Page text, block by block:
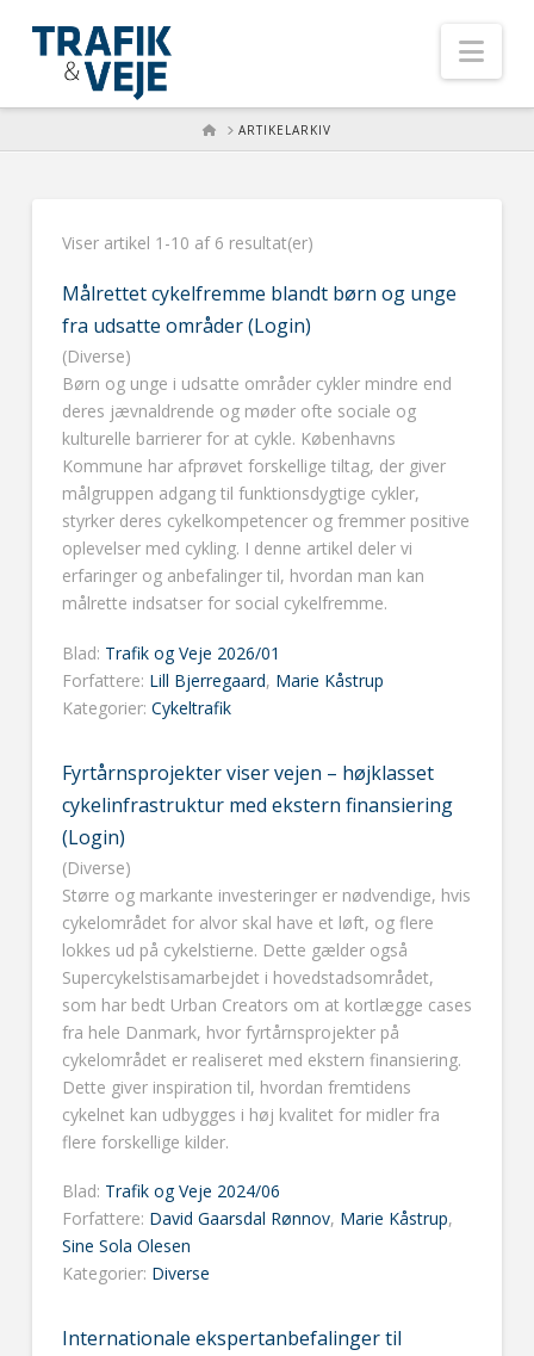
HOMEARTIKELARKIV
Viser artikel 1-10 af 6 resultat(er)
Målrettet cykelfremme blandt børn og unge
fra udsatte områder (Login)
(Diverse)
Børn og unge i udsatte områder cykler mindre end
deres jævnaldrende og møder ofte sociale og
kulturelle barrierer for at cykle. Københavns
Kommune har afprøvet forskellige tiltag, der giver
målgruppen adgang til funktionsdygtige cykler,
styrker deres cykelkompetencer og fremmer positive
oplevelser med cykling. I denne artikel deler vi
erfaringer og anbefalinger til, hvordan man kan
målrette indsatser for social cykelfremme.
Blad: Trafik og Veje 2026/01
Forfattere: Lill Bjerregaard, Marie Kåstrup
Kategorier: Cykeltrafik
Fyrtårnsprojekter viser vejen – højklasset
cykelinfrastruktur med ekstern finansiering
(Login)
(Diverse)
Større og markante investeringer er nødvendige, hvis
cykelområdet for alvor skal have et løft, og flere
lokkes ud på cykelstierne. Dette gælder også
Supercykelstisamarbejdet i hovedstadsområdet,
som har bedt Urban Creators om at kortlægge cases
fra hele Danmark, hvor fyrtårnsprojekter på
cykelområdet er realiseret med ekstern finansiering.
Dette giver inspiration til, hvordan fremtidens
cykelnet kan udbygges i høj kvalitet for midler fra
flere forskellige kilder.
Blad: Trafik og Veje 2024/06
Forfattere: David Gaarsdal Rønnov, Marie Kåstrup,
Sine Sola Olesen
Kategorier: Diverse
Internationale ekspertanbefalinger til